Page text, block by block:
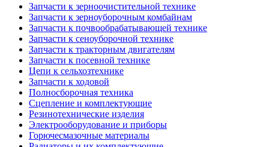
Запчасти к зерноочистительной технике
Запчасти к зерноуборочным комбайнам
Запчасти к почвообрабатывающей технике
Запчасти к сеноуборочной технике
Запчасти к тракторным двигателям
Запчасти к посевной технике
Цепи к сельхозтехнике
Запчасти к ходовой
Полносборочная техника
Сцепление и комплектующие
Резинотехнические изделия
Электрооборудование и приборы
Горючесмазочные материалы